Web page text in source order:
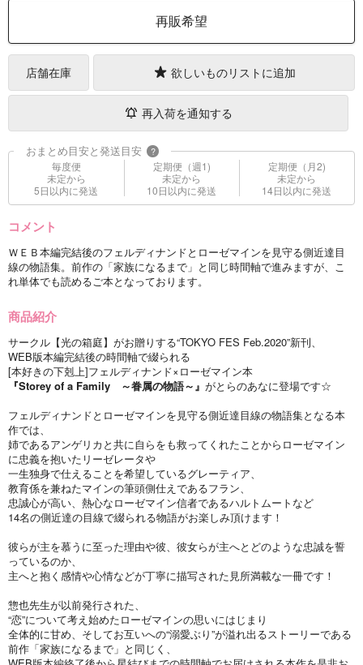
再販希望
店舗在庫 欲しいものリストに追加
再入荷を通知する
おまとめ目安と発送目安 ?
毎度便
未定から
5日以内に発送
定期便（週1)
未定から
10日以内に発送
定期便（月2)
未定から
14日以内に発送
コメント
ＷＥＢ本編完結後のフェルディナンドとローゼマインを見守る側近達目
線の物語集。前作の「家族になるまで」と同じ時間軸で進みますが、こ
れ単体でも読めるご本となっております。
商品紹介
サークル【光の箱庭】がお贈りする“TOKYO FES Feb.2020”新刊、
WEB版本編完結後の時間軸で綴られる
[本好きの下剋上]フェルディナンド×ローゼマイン本
『Storey of a Family ～眷属の物語～』 がとらのあなに登場です☆
フェルディナンドとローゼマインを見守る側近達目線の物語集となる本
作では、
姉であるアンゲリカと共に自らをも救ってくれたことからローゼマイン
に忠義を抱いたリーゼレータや
一生独身で仕えることを希望しているグレーティア、
教育係を兼ねたマインの筆頭側仕えであるフラン、
忠誠心が高い、熱心なローゼマイン信者であるハルトムートなど
14名の側近達の目線で綴られる物語がお楽しみ頂けます！
彼らが主を慕うに至った理由や彼、彼女らが主へとどのような忠誠を誓
っているのか、
主へと抱く感情や心情などが丁寧に描写された見所満載な一冊です！
惣也先生が以前発行された、
“恋”について考え始めたローゼマインの思いにはじまり
全体的に甘め、そしてお互いへの“溺愛ぶり”が溢れ出るストーリーである
前作「家族になるまで」と同じく、